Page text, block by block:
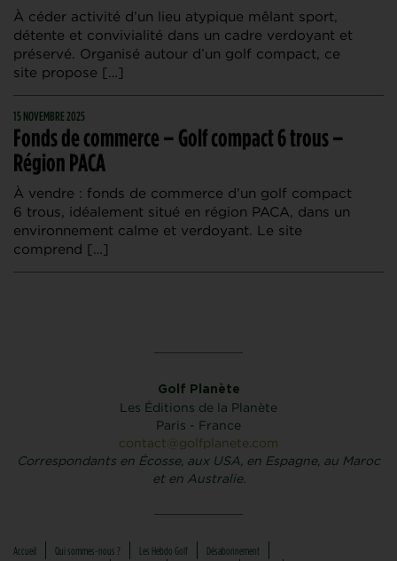
À céder activité d’un lieu atypique mêlant sport,
détente et convivialité dans un cadre verdoyant et
préservé. Organisé autour d’un golf compact, ce
site propose […]
15 NOVEMBRE 2025
Fonds de commerce – Golf compact 6 trous –
Région PACA
À vendre : fonds de commerce d’un golf compact
6 trous, idéalement situé en région PACA, dans un
environnement calme et verdoyant. Le site
comprend […]
Golf Planète
Les Éditions de la Planète
Paris - France
contact@golfplanete.com
Correspondants en Écosse, aux USA, en Espagne, au Maroc
et en Australie.
Accueil Qui sommes-nous ? Les Hebdo Golf Désabonnement